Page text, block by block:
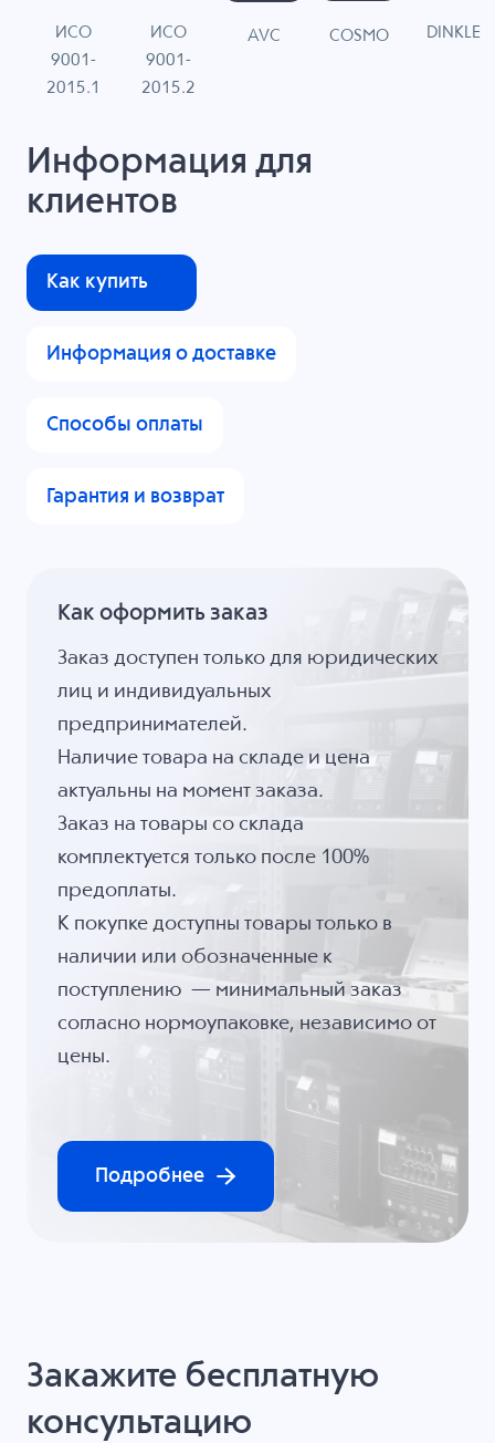
ИСО
9001-
2015.1
ИСО
9001-
2015.2
AVC COSMO DINKLE
Информация для
клиентов
Как купить
Информация о доставке
Способы оплаты
Гарантия и возврат
Как оформить заказ
Заказ доступен только для юридических
лиц и индивидуальных
предпринимателей.
Наличие товара на складе и цена
актуальны на момент заказа.
Заказ на товары со склада
комплектуется только после 100%
предоплаты.
К покупке доступны товары только в
наличии или обозначенные к
поступлению — минимальный заказ
согласно нормоупаковке, независимо от
цены.
Подробнее
Закажите бесплатную
консультацию